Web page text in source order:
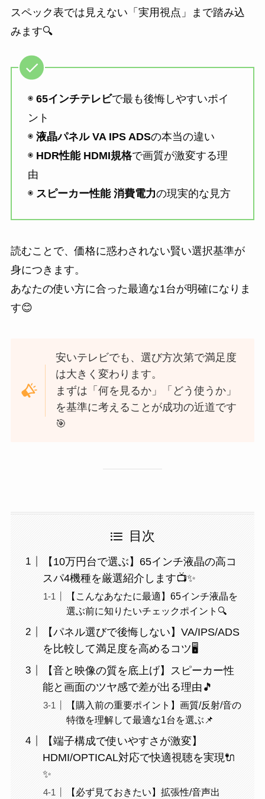
スペック表では見えない「実用視点」まで踏み込
みます🔍
◉ 65インチテレビで最も後悔しやすいポイ
ント
◉ 液晶パネル VA IPS ADSの本当の違い
◉ HDR性能 HDMI規格で画質が激変する理
由
◉ スピーカー性能 消費電力の現実的な見方
読むことで、価格に惑わされない賢い選択基準が
身につきます。
あなたの使い方に合った最適な1台が明確になりま
す😊
安いテレビでも、選び方次第で満足度
は大きく変わります。
まずは「何を見るか」「どう使うか」
を基準に考えることが成功の近道です
🎯
目次
【10万円台で選ぶ】65インチ液晶の高コ
スパ4機種を厳選紹介します📺✨
【こんなあなたに最適】65インチ液晶を
選ぶ前に知りたいチェックポイント🔍
【パネル選びで後悔しない】VA/IPS/ADS
を比較して満足度を高めるコツ🖥️
【音と映像の質を底上げ】スピーカー性
能と画面のツヤ感で差が出る理由🎵
【購入前の重要ポイント】画質/反射/音の
特徴を理解して最適な1台を選ぶ📌
【端子構成で使いやすさが激変】
HDMI/OPTICAL対応で快適視聴を実現🔌
✨
【必ず見ておきたい】拡張性/音声出